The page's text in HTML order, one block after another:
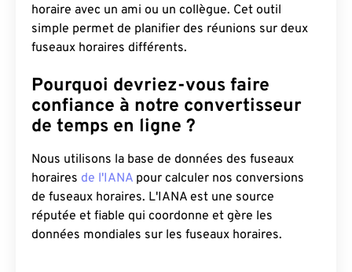
horaire avec un ami ou un collègue. Cet outil
simple permet de planifier des réunions sur deux
fuseaux horaires différents.
Pourquoi devriez-vous faire
confiance à notre convertisseur
de temps en ligne ?
Nous utilisons la base de données des fuseaux
horaires de l'IANA pour calculer nos conversions
de fuseaux horaires. L'IANA est une source
réputée et fiable qui coordonne et gère les
données mondiales sur les fuseaux horaires.